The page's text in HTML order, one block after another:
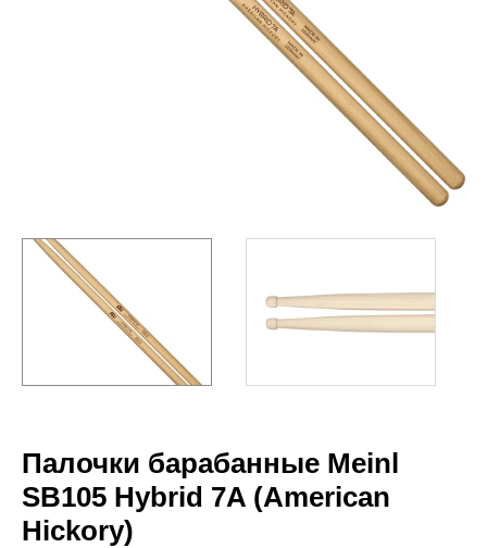
Палочки барабанные Meinl
SB105 Hybrid 7A (American
Hickory)